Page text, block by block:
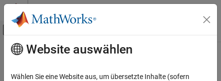
Weiter zum Inhalt
Umschaltung für Off-Canvas-
Startseite der Dokumentation
Hauptinhalt
Website auswählen
Wählen Sie eine Website aus, um übersetzte Inhalte (sofern